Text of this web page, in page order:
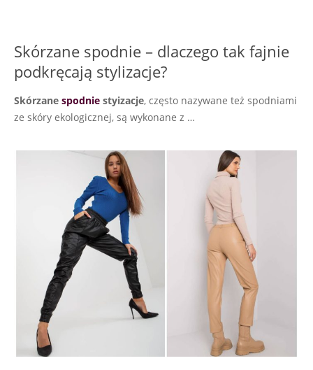
Skórzane spodnie – dlaczego tak fajnie
podkręcają stylizacje?
Skórzane spodnie styizacje, często nazywane też spodniami
ze skóry ekologicznej, są wykonane z …